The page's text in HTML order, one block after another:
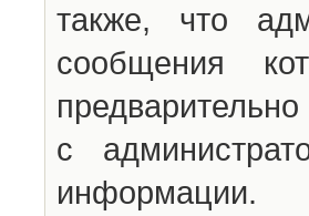
также, что
сообщения
с
информации.